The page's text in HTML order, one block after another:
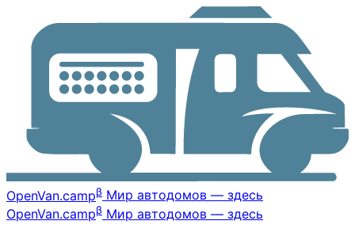
OpenVan.campβ Мир автодомов — здесь
OpenVan.campβ Мир автодомов — здесь